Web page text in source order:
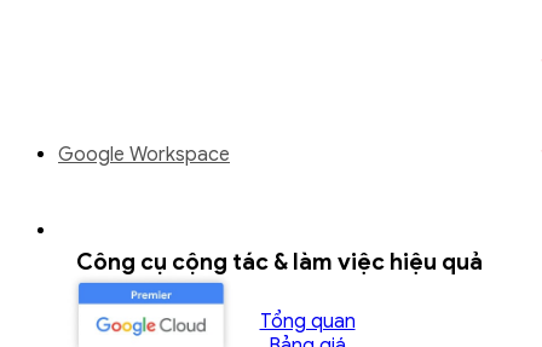
Google Workspace
Công cụ cộng tác & làm việc hiệu quả
Tổng quan